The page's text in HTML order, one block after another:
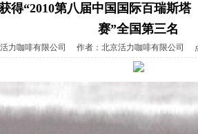
得“2010第八届中国国际百瑞斯
赛”全国第三名
力咖啡有限公司 作者：北京活力咖啡有限公司